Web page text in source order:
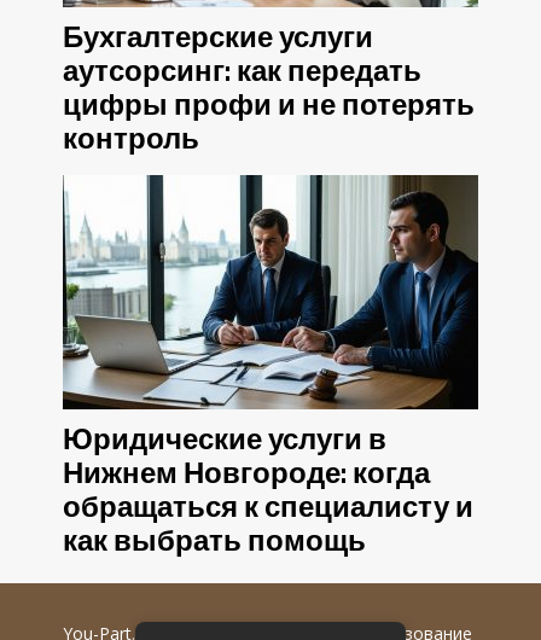
Бухгалтерские услуги
аутсорсинг: как передать
цифры профи и не потерять
контроль
Юридические услуги в
Нижнем Новгороде: когда
обращаться к специалисту и
как выбрать помощь
You-Part.ru © 2016-2022 гг. Любое использование